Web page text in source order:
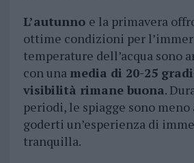
L’autunno e la primavera
ottime condizioni per
temperature dell’acqua sono
con una media di 20-25
visibilità rimane buona.
periodi, le spiagge sono
goderti un’esperienza di
tranquilla.